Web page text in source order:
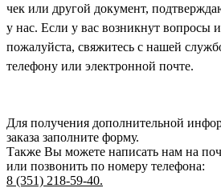
чек или другой документ,
у нас. Если у вас возникнут вопросы
пожалуйста, свяжитесь с нашей
телефону или электронной почте.
Для получения дополнительной
заказа заполните форму.
Также Вы можете написать нам на
или позвонить по номеру телефона:
8 (351) 218-59-40.